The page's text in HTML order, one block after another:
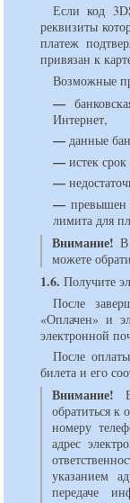
Если код
реквизиты
платеж
привязан к
Возможные
—
Интернет,
— данные
— истек
—
— превышен
лимита для
Внимание! В
можете
1.6. Получите
После
«Оплачен» и
электронной
После
билета и его
Внимание!
обратиться
номеру
адрес
указанием
передаче